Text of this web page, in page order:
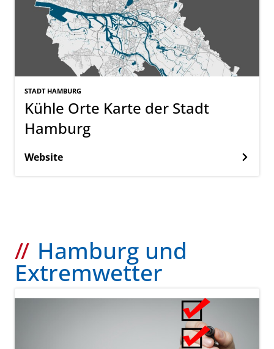
STADT HAMBURG
Kühle Orte Karte der Stadt
Hamburg
Website
Hamburg und
Extremwetter